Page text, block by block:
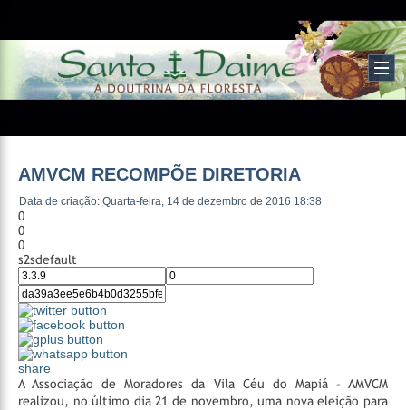
AMVCM RECOMPÕE DIRETORIA
Data de criação: Quarta-feira, 14 de dezembro de 2016 18:38
0
0
0
s2sdefault
share
A Associação de Moradores da Vila Céu do Mapiá – AMVCM
realizou, no último dia 21 de novembro, uma nova eleição para